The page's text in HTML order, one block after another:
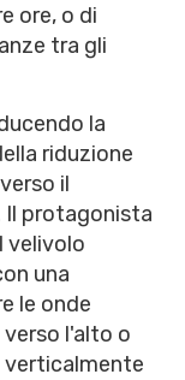
ore, o di
tra gli
la
riduzione
il
Il protagonista
velivolo
una
le onde
l'alto o